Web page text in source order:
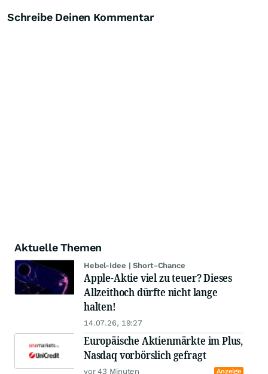
Schreibe Deinen Kommentar
Aktuelle Themen
Hebel-Idee | Short-Chance
Apple-Aktie viel zu teuer? Dieses
Allzeithoch dürfte nicht lange
halten!
14.07.26, 19:27
Europäische Aktienmärkte im Plus,
Nasdaq vorbörslich gefragt
vor 43 Minuten Anzeige